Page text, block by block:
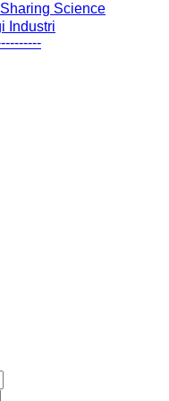
Science
Industri